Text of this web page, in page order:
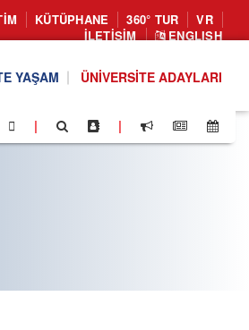
KÜTÜPHANE 360° TUR
VR
İLETIŞIM
ENGLISH
YAŞAM ÜNIVERSITE ADAYLARI
| |